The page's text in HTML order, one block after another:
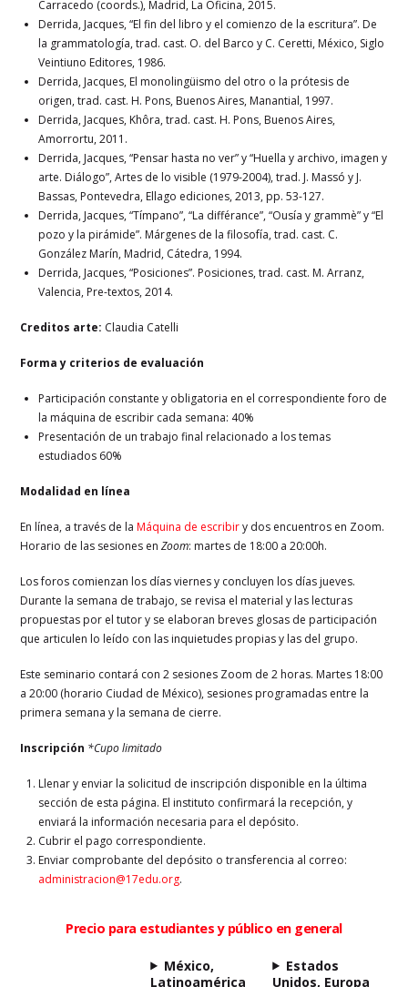
Carracedo (coords.), Madrid, La Oficina, 2015.
Derrida, Jacques, “El fin del libro y el comienzo de la escritura”. De
la grammatología, trad. cast. O. del Barco y C. Ceretti, México, Siglo
Veintiuno Editores, 1986.
Derrida, Jacques, El monolingüismo del otro o la prótesis de
origen, trad. cast. H. Pons, Buenos Aires, Manantial, 1997.
Derrida, Jacques, Khôra, trad. cast. H. Pons, Buenos Aires,
Amorrortu, 2011.
Derrida, Jacques, “Pensar hasta no ver” y “Huella y archivo, imagen y
arte. Diálogo”, Artes de lo visible (1979-2004), trad. J. Massó y J.
Bassas, Pontevedra, Ellago ediciones, 2013, pp. 53-127.
Derrida, Jacques, “Tímpano”, “La différance”, “Ousía y grammè” y “El
pozo y la pirámide”. Márgenes de la filosofía, trad. cast. C.
González Marín, Madrid, Cátedra, 1994.
Derrida, Jacques, “Posiciones”. Posiciones, trad. cast. M. Arranz,
Valencia, Pre-textos, 2014.
Creditos arte: Claudia Catelli
Forma y criterios de evaluación
Participación constante y obligatoria en el correspondiente foro de
la máquina de escribir cada semana: 40%
Presentación de un trabajo final relacionado a los temas
estudiados 60%
Modalidad en línea
En línea, a través de laMáquina de escribiry dos encuentros en Zoom.
Horario de las sesiones enZoom: martes de 18:00 a 20:00h.
Los foros comienzan los días viernes y concluyen los días jueves.
Durante la semana de trabajo, se revisa el material y las lecturas
propuestas por el tutor y se elaboran breves glosas de participación
que articulen lo leído con las inquietudes propias y las del grupo.
Este seminario contará con 2 sesiones Zoom de 2 horas. Martes 18:00
a 20:00 (horario Ciudad de México), sesiones programadas entre la
primera semana y la semana de cierre.
Inscripción *Cupo limitado
Llenar y enviar la solicitud de inscripción disponible en la última
sección de esta página. El instituto confirmará la recepción, y
enviará la información necesaria para el depósito.
Cubrir el pago correspondiente.
Enviar comprobante del depósito o transferencia al correo:
administracion@17edu.org.
Precio para estudiantes y público en general
México,
Latinoamérica
Estados
Unidos, Europa